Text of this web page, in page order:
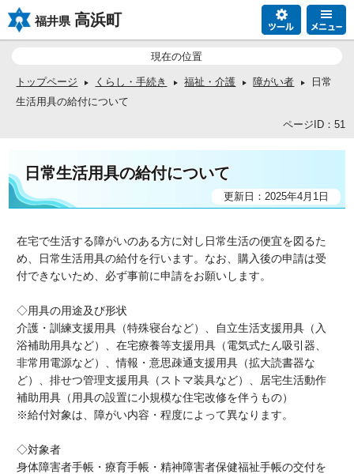
福井県 高浜町
現在の位置
トップページ くらし・手続き 福祉・介護 障がい者
日常
生活用具の給付について
ページID：51
日常生活用具の給付について
更新日：2025年4月1日
在宅で生活する障がいのある方に対し日常生活の便宜を図るた
め、日常生活用具の給付を行います。なお、購入後の申請は受
付できないため、必ず事前に申請をお願いします。
◇用具の用途及び形状
介護・訓練支援用具（特殊寝台など）、自立生活支援用具（入
浴補助用具など）、在宅療養等支援用具（電気式たん吸引器、
非常用電源など）、情報・意思疎通支援用具（拡大読書器な
ど）、排せつ管理支援用具（ストマ装具など）、居宅生活動作
補助用具（用具の設置に小規模な住宅改修を伴うもの）
※給付対象は、障がい内容・程度によって異なります。
◇対象者
身体障害者手帳・療育手帳・精神障害者保健福祉手帳の交付を